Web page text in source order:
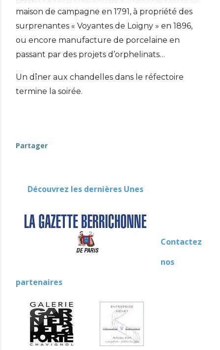
maison de campagne en 1791, à propriété des
surprenantes « Voyantes de Loigny » en 1896,
ou encore manufacture de porcelaine en
passant par des projets d’orphelinats…
Un dîner aux chandelles dans le réfectoire
termine la soirée.
Partager
Découvrez les dernières Unes
Contactez
nos
partenaires